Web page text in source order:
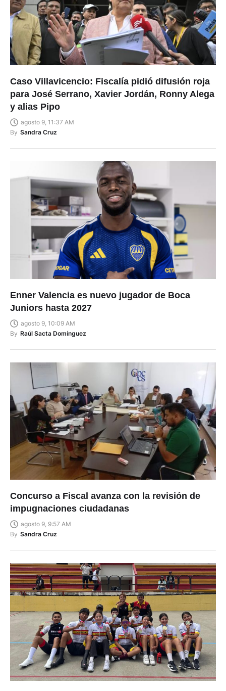
Caso Villavicencio: Fiscalía pidió difusión roja
para José Serrano, Xavier Jordán, Ronny Alega
y alias Pipo
agosto 9, 11:37 AM
By Sandra Cruz
Enner Valencia es nuevo jugador de Boca
Juniors hasta 2027
agosto 9, 10:09 AM
By Raúl Sacta Domínguez
Concurso a Fiscal avanza con la revisión de
impugnaciones ciudadanas
agosto 9, 9:57 AM
By Sandra Cruz